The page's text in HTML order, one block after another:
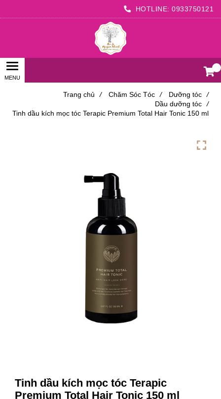
HOTLINE: 0933750121
Trang chủ / Chăm Sóc Tóc / Dưỡng tóc
/
Dầu dưỡng tóc
/
Tinh dầu kích mọc tóc Terapic Premium Total Hair Tonic 150 ml
Tinh dầu kích mọc tóc Terapic
Premium Total Hair Tonic 150 ml